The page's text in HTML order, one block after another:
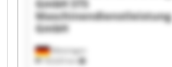
Metzingen
18,620 km
GmbH STS
Maschinendienstleistung
GmbH